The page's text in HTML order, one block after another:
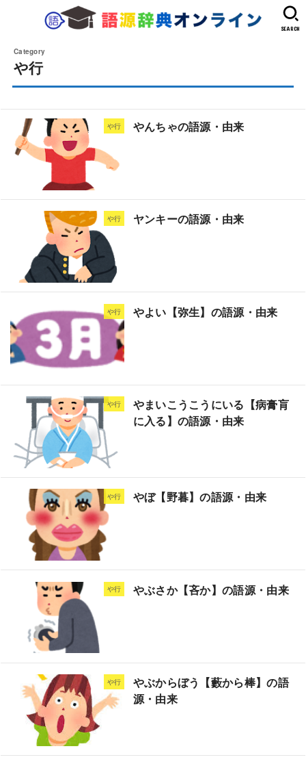
SEARCH
や行
や行 やんちゃの語源・由来
や行 ヤンキーの語源・由来
や行 やよい【弥生】の語源・由来
や行
やまいこうこうにいる【病膏肓
に入る】の語源・由来
や行 やぼ【野暮】の語源・由来
や行 やぶさか【吝か】の語源・由来
や行
やぶからぼう【藪から棒】の語
源・由来